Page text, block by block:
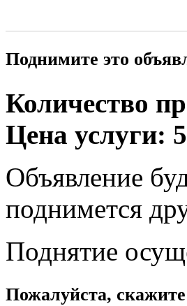
Поднимите это
Количество
Цена услуги:
Объявление
поднимется
Поднятие
Пожалуйста, скажите